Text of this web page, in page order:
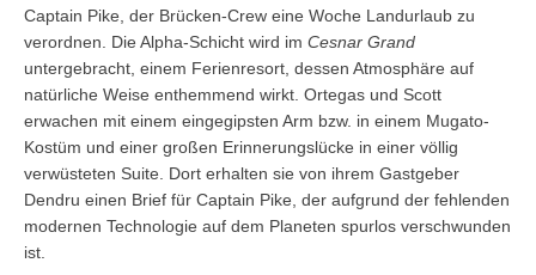
Captain Pike, der Brücken-Crew eine Woche Landurlaub zu
verordnen. Die Alpha-Schicht wird im Cesnar Grand
untergebracht, einem Ferienresort, dessen Atmosphäre auf
natürliche Weise enthemmend wirkt. Ortegas und Scott
erwachen mit einem eingegipsten Arm bzw. in einem Mugato-
Kostüm und einer großen Erinnerungslücke in einer völlig
verwüsteten Suite. Dort erhalten sie von ihrem Gastgeber
Dendru einen Brief für Captain Pike, der aufgrund der fehlenden
modernen Technologie auf dem Planeten spurlos verschwunden
ist.